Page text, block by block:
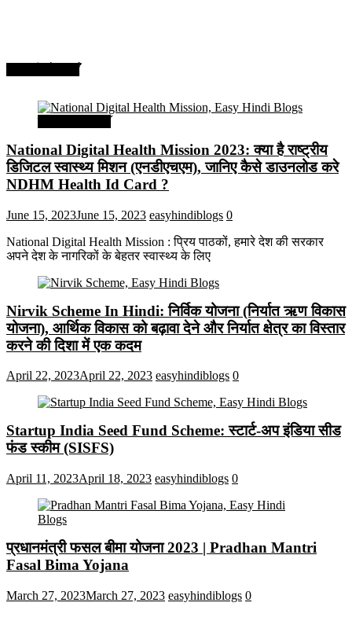
National Digital Health Mission 2023: क्या है राष्ट्रीय
डिजिटल स्वास्थ्य मिशन (एनडीएचएम), जानिए कैसे डाउनलोड करे
NDHM Health Id Card ?
June 15, 2023June 15, 2023 easyhindiblogs 0
National Digital Health Mission : प्रिय पाठकों, हमारे देश की सरकार
अपने देश के नागरिकों के बेहतर स्वास्थ्य के लिए
Nirvik Scheme In Hindi: निर्विक योजना (निर्यात ऋण विकास
योजना), आर्थिक विकास को बढ़ावा देने और निर्यात क्षेत्र का विस्तार
करने की दिशा में एक कदम
April 22, 2023April 22, 2023 easyhindiblogs 0
Startup India Seed Fund Scheme: स्टार्ट-अप इंडिया सीड
फंड स्कीम (SISFS)
April 11, 2023April 18, 2023 easyhindiblogs 0
प्रधानमंत्री फसल बीमा योजना 2023 | Pradhan Mantri
Fasal Bima Yojana
March 27, 2023March 27, 2023 easyhindiblogs 0